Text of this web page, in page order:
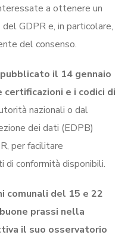
a ottenere un
GDPR e, in particolare,
del consenso.
il 14 gennaio
certificazioni e i codici di
nazionali o dal
dei dati (EDPB)
per facilitare
di conformità disponibili.
comunali del 15 e 22
prassi nella
il suo osservatorio